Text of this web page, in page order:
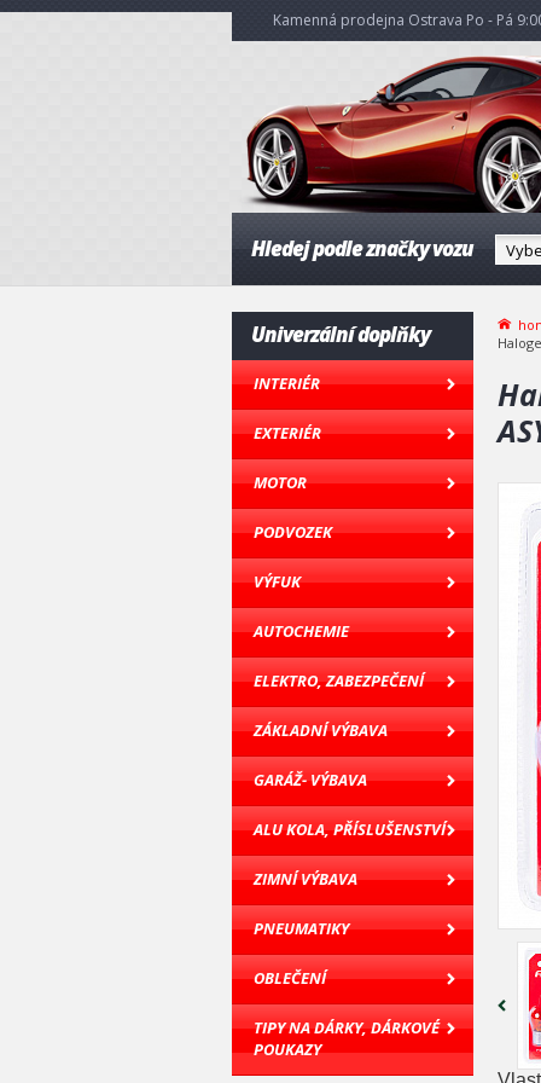
Kamenná prodejna Ostrava Po - Pá
Hledej podle značky vozu
Univerzální doplňky
INTERIÉR
EXTERIÉR
MOTOR
PODVOZEK
VÝFUK
AUTOCHEMIE
ELEKTRO, ZABEZPEČENÍ
ZÁKLADNÍ VÝBAVA
GARÁŽ- VÝBAVA
ALU KOLA, PŘÍSLUŠENSTVÍ
ZIMNÍ VÝBAVA
PNEUMATIKY
OBLEČENÍ
TIPY NA DÁRKY, DÁRKOVÉ
POUKAZY